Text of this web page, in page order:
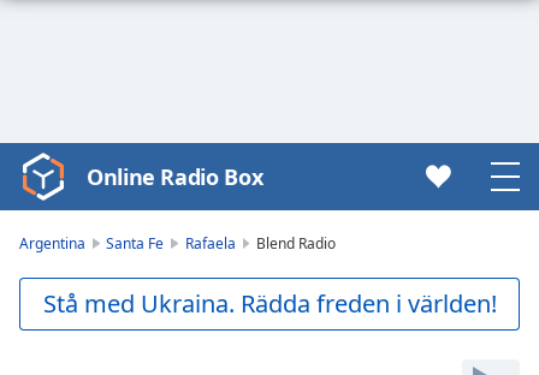
Video
Player
Play
Video
Online Radio Box
Argentina Santa Fe Rafaela Blend Radio
Stå med Ukraina. Rädda freden i världen!